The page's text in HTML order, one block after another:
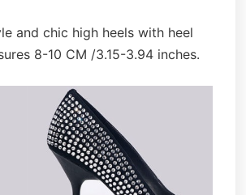
and chic high heels with heel
8-10 CM /3.15-3.94 inches.